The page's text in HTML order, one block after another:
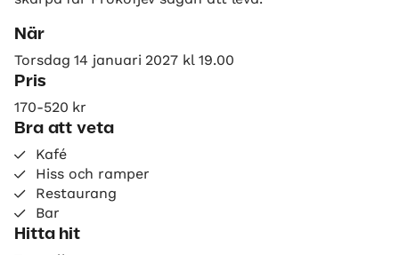
När
Torsdag 14 januari 2027 kl 19.00
Pris
170-520 kr
Bra att veta
Kafé
Hiss och ramper
Restaurang
Bar
Hitta hit